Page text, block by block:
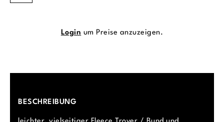
Login um Preise anzuzeigen.
BESCHREIBUNG